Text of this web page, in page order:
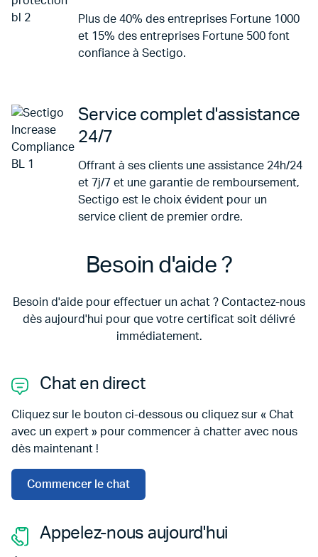
Plus de 40% des entreprises Fortune 1000
et 15% des entreprises Fortune 500 font
confiance à Sectigo.
Service complet d'assistance
24/7
Offrant à ses clients une assistance 24h/24
et 7j/7 et une garantie de remboursement,
Sectigo est le choix évident pour un
service client de premier ordre.
Besoin d'aide ?
Besoin d'aide pour effectuer un achat ? Contactez-nous
dès aujourd'hui pour que votre certificat soit délivré
immédiatement.
Chat en direct
Cliquez sur le bouton ci-dessous ou cliquez sur « Chat
avec un expert » pour commencer à chatter avec nous
dès maintenant !
Commencer le chat
Appelez-nous aujourd'hui